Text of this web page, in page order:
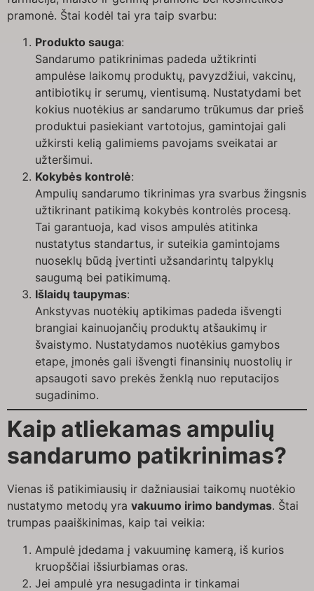
pramonė. Štai kodėl tai yra taip svarbu:
Produkto sauga:
Sandarumo patikrinimas padeda užtikrinti
ampulėse laikomų produktų, pavyzdžiui, vakcinų,
antibiotikų ir serumų, vientisumą. Nustatydami bet
kokius nuotėkius ar sandarumo trūkumus dar prieš
produktui pasiekiant vartotojus, gamintojai gali
užkirsti kelią galimiems pavojams sveikatai ar
užteršimui.
Kokybės kontrolė:
Ampulių sandarumo tikrinimas yra svarbus žingsnis
užtikrinant patikimą kokybės kontrolės procesą.
Tai garantuoja, kad visos ampulės atitinka
nustatytus standartus, ir suteikia gamintojams
nuoseklų būdą įvertinti užsandarintų talpyklų
saugumą bei patikimumą.
Išlaidų taupymas:
Ankstyvas nuotėkių aptikimas padeda išvengti
brangiai kainuojančių produktų atšaukimų ir
švaistymo. Nustatydamos nuotėkius gamybos
etape, įmonės gali išvengti finansinių nuostolių ir
apsaugoti savo prekės ženklą nuo reputacijos
sugadinimo.
Kaip atliekamas ampulių
sandarumo patikrinimas?
Vienas iš patikimiausių ir dažniausiai taikomų nuotėkio
nustatymo metodų yra vakuumo irimo bandymas. Štai
trumpas paaiškinimas, kaip tai veikia:
Ampulė įdedama į vakuuminę kamerą, iš kurios
kruopščiai išsiurbiamas oras.
Jei ampulė yra nesugadinta ir tinkamai